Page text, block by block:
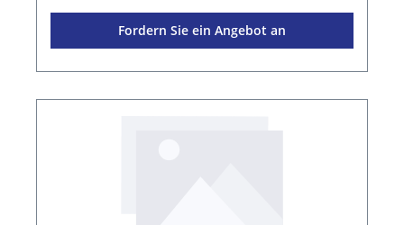
Fordern Sie ein Angebot an